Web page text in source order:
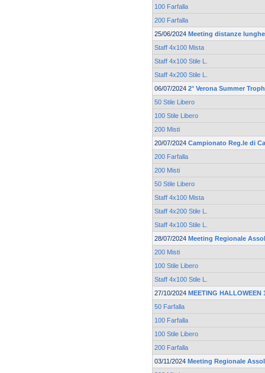
100 Farfalla
200 Farfalla
25/06/2024 Meeting distanze
Staff 4x100 Mista
Staff 4x100 Stile L.
Staff 4x200 Stile L.
06/07/2024 2° Verona Summer
50 Stile Libero
100 Stile Libero
200 Misti
20/07/2024 Campionato Reg.le di
200 Farfalla
200 Misti
50 Stile Libero
Staff 4x100 Mista
Staff 4x200 Stile L.
Staff 4x100 Stile L.
28/07/2024 Meeting Regionale
200 Misti
100 Stile Libero
Staff 4x100 Stile L.
27/10/2024 MEETING HALLOWEEN
50 Farfalla
100 Farfalla
100 Stile Libero
200 Farfalla
03/11/2024 Meeting Regionale